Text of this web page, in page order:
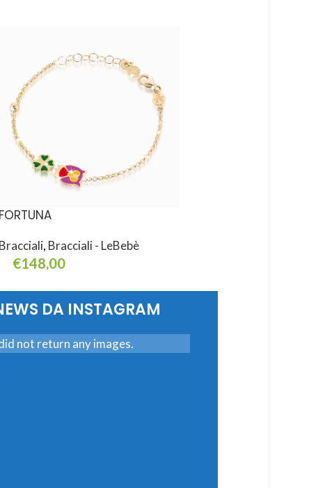
FORTUNA
Bracciali, Bracciali - LeBebè
€148,00
DA INSTAGRAM
not return any images.